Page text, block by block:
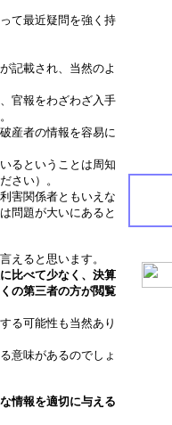
て最近疑問を強く持
記載され、当然のよ
官報をわざわざ入手
産者の情報を容易に
るということは周知
さい）。
害関係者ともいえな
問題が大いにあると
えると思います。
比べて少なく、決算
の第三者の方が閲覧
る可能性も当然あり
意味があるのでしょ
情報を適切に与える